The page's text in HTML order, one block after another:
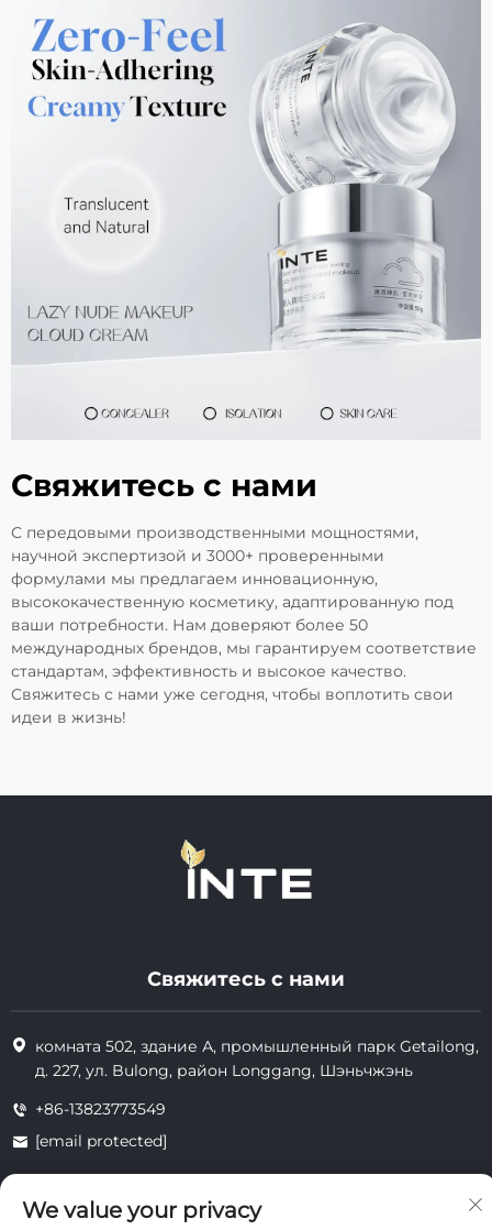
Свяжитесь с нами
С передовыми производственными мощностями,
научной экспертизой и 3000+ проверенными
формулами мы предлагаем инновационную,
высококачественную косметику, адаптированную под
ваши потребности. Нам доверяют более 50
международных брендов, мы гарантируем соответствие
стандартам, эффективность и высокое качество.
Свяжитесь с нами уже сегодня, чтобы воплотить свои
идеи в жизнь!
Свяжитесь с нами
комната 502, здание А, промышленный парк Getailong,
д. 227, ул. Bulong, район Longgang, Шэньчжэнь
+86-13823773549
[email protected]
Все права защищены © 2025 Inte Cosmetics (Shenzhen) Co., Ltd.
We value your privacy